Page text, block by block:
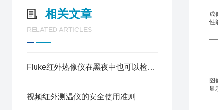
相关文章
RELATED ARTICLES
Fluke红外热像仪在黑夜中也可以检测到目标物体
视频红外测温仪的安全使用准则
成
性
图
显